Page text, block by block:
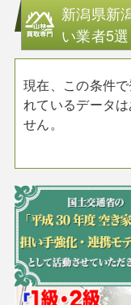
新潟県新
い業者5選
現在、この条件で
れているデータは
せん。